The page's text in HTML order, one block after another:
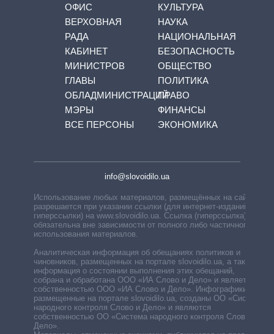
ОФИС
ВЕРХОВНАЯ
РАДА
КАБИНЕТ
МИНИСТРОВ
ГЛАВЫ
ОБЛАДМИНИСТРАЦИЙ
МЭРЫ
ВСЕ ПЕРСОНЫ
КУЛЬТУРА
НАУКА
НАЦИОНАЛЬНАЯ
БЕЗОПАСНОСТЬ
ОБЩЕСТВО
ПОЛИТИКА
ПРАВО
ФИНАНСЫ
ЭКОНОМИКА
info@slovoidilo.ua
Использование любых материалов, размещённых на сайте,
разрешается при указании ссылки (для интернет-изданий —
гиперссылки) на www.slovoidilo.ua. Ссылка (гиперссылка)
обязательна вне зависимости от полного либо частичного
использования материалов.
Аналитическая информация об обещаниях политиков и
чиновников, размещенных на портале slovoidilo.ua, а также
информация о состоянии выполнения этих обещаний,
собрана и обработана ООО «ИА Слово и Дело» и является
собственностью ООО «ИА Слово и Дело». Инфографики,
размещенные на портале slovoidilo.ua, созданы ОО «Система
народного контроля Слово и Дело» и являются
собственностью ОО «Система народного контроля Слово и
Дело».